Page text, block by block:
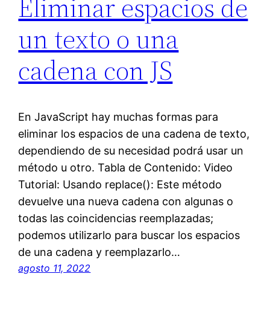
Eliminar espacios de
un texto o una
cadena con JS
En JavaScript hay muchas formas para
eliminar los espacios de una cadena de texto,
dependiendo de su necesidad podrá usar un
método u otro. Tabla de Contenido: Video
Tutorial: Usando replace(): Este método
devuelve una nueva cadena con algunas o
todas las coincidencias reemplazadas;
podemos utilizarlo para buscar los espacios
de una cadena y reemplazarlo…
agosto 11, 2022